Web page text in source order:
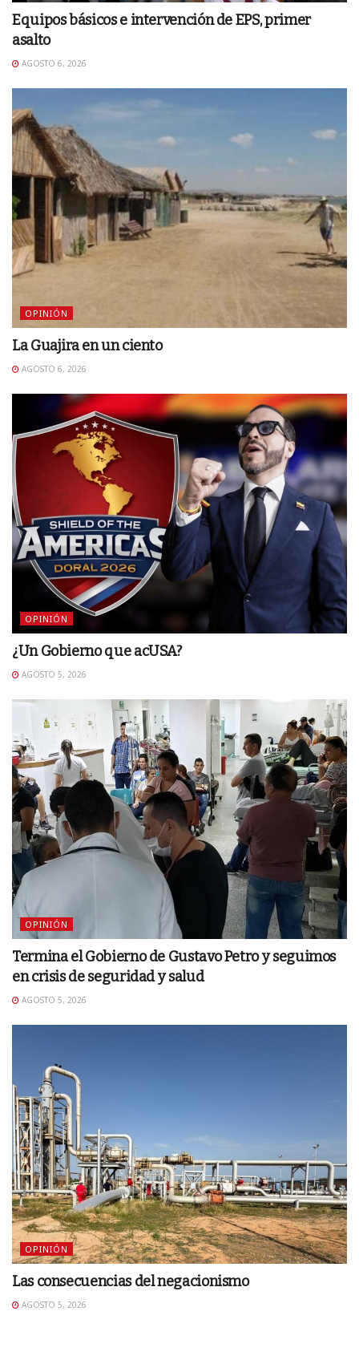
Equipos básicos e intervención de EPS, primer
asalto
AGOSTO 6, 2026
OPINIÓN
La Guajira en un ciento
AGOSTO 6, 2026
OPINIÓN
¿Un Gobierno que acUSA?
AGOSTO 5, 2026
OPINIÓN
Termina el Gobierno de Gustavo Petro y seguimos
en crisis de seguridad y salud
AGOSTO 5, 2026
OPINIÓN
Las consecuencias del negacionismo
AGOSTO 5, 2026